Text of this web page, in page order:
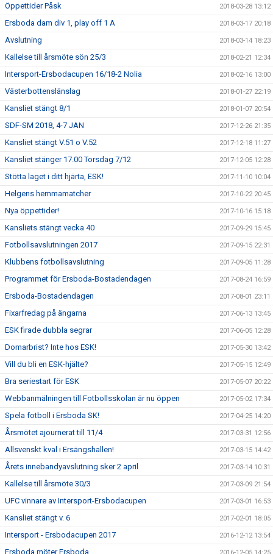
Öppettider Påsk 2018-03-28 13:12
Ersboda dam div 1, play off 1 A 2018-03-17 20:18
Avslutning 2018-03-14 18:23
Kallelse till årsmöte sön 25/3 2018-02-21 12:34
Intersport-Ersbodacupen 16/18-2 Nolia 2018-02-16 13:00
Västerbottenslänslag 2018-01-27 22:19
Kansliet stängt 8/1 2018-01-07 20:54
SDF-SM 2018, 4-7 JAN 2017-12-26 21:35
Kansliet stängt V.51 o V.52 2017-12-18 11:27
Kansliet stänger 17.00 Torsdag 7/12 2017-12-05 12:28
Stötta laget i ditt hjärta, ESK! 2017-11-10 10:04
Helgens hemmamatcher 2017-10-22 20:45
Nya öppettider! 2017-10-16 15:18
Kansliets stängt vecka 40 2017-09-29 15:45
Fotbollsavslutningen 2017 2017-09-15 22:31
Klubbens fotbollsavslutning 2017-09-05 11:28
Programmet för Ersboda-Bostadendagen 2017-08-24 16:59
Ersboda-Bostadendagen 2017-08-01 23:11
Fixarfredag på ängarna 2017-06-13 13:45
ESK firade dubbla segrar 2017-06-05 12:28
Domarbrist? Inte hos ESK! 2017-05-30 13:42
Vill du bli en ESK-hjälte? 2017-05-15 12:49
Bra seriestart för ESK 2017-05-07 20:22
Webbanmälningen till Fotbollsskolan är nu öppen 2017-05-02 17:34
Spela fotboll i Ersboda SK! 2017-04-25 14:20
Årsmötet ajournerat till 11/4 2017-03-31 12:56
Allsvenskt kval i Ersängshallen! 2017-03-15 14:42
Årets innebandyavslutning sker 2 april 2017-03-14 10:31
Kallelse till årsmöte 30/3 2017-03-09 21:54
UFC vinnare av Intersport-Ersbodacupen 2017-03-01 16:53
Kansliet stängt v. 6 2017-02-01 18:05
Intersport - Ersbodacupen 2017 2016-12-12 13:54
Ersboda möter Ersboda 2016-12-05 14:25